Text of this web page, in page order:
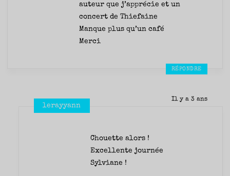
auteur que j’apprécie et un
concert de Thiefaine
Manque plus qu’un café
Merci
RÉPONDRE
Il y a 3 ans
lerayyann
Chouette alors !
Excellente journée
Sylviane !